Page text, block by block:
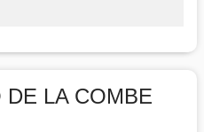
DE LA COMBE